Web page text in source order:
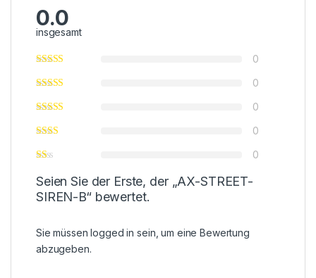
0.0
insgesamt
0
0
0
0
0
Seien Sie der Erste, der „AX-STREET-
SIREN-B“ bewertet.
Sie müssenlogged in sein, um eine Bewertung
abzugeben.